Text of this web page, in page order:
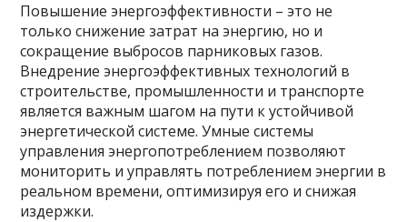
Повышение энергоэффективности – это не
только снижение затрат на энергию, но и
сокращение выбросов парниковых газов.
Внедрение энергоэффективных технологий в
строительстве, промышленности и транспорте
является важным шагом на пути к устойчивой
энергетической системе. Умные системы
управления энергопотреблением позволяют
мониторить и управлять потреблением энергии в
реальном времени, оптимизируя его и снижая
издержки.